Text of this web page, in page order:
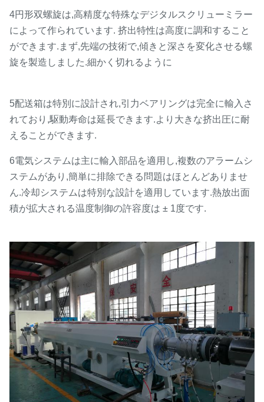
4円形双螺旋は,高精度な特殊なデジタルスクリューミラー
によって作られています. 挤出特性は高度に調和すること
ができます.まず,先端の技術で,傾きと深さを変化させる螺
旋を製造しました.細かく切れるように
5配送箱は特別に設計され,引力ベアリングは完全に輸入さ
れており,駆動寿命は延長できます.より大きな挤出圧に耐
えることができます.
6電気システムは主に輸入部品を適用し,複数のアラームシ
ステムがあり,簡単に排除できる問題はほとんどありませ
ん.冷却システムは特別な設計を適用しています.熱放出面
積が拡大される温度制御の許容度は ± 1度です.